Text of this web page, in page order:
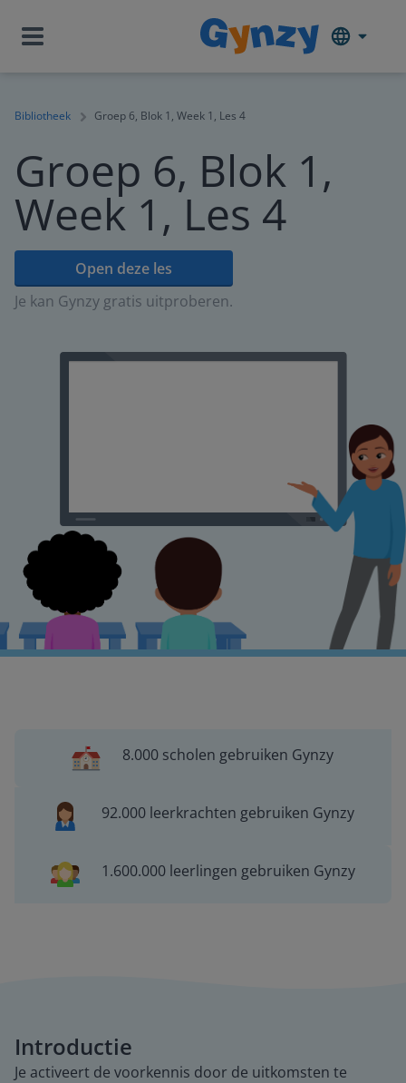
Bibliotheek Groep 6, Blok 1, Week 1, Les 4
Groep 6, Blok 1,
Week 1, Les 4
Open deze les
Je kan Gynzy gratis uitproberen.
8.000 scholen gebruiken Gynzy
92.000 leerkrachten gebruiken Gynzy
1.600.000 leerlingen gebruiken Gynzy
Introductie
Je activeert de voorkennis door de uitkomsten te